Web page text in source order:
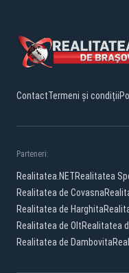
ContactTermeni și condiții
Parteneri:
Realitatea.NETRealitatea
Realitatea de Covasna
Realitatea de Harghita
Realitatea de OltRealitatea
Realitatea de Dambovita